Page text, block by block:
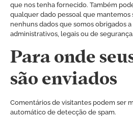
que nos tenha fornecido. Também
qualquer dado pessoal que mantemos
nenhuns dados que somos obrigados
administrativos, legais ou de segurança.
Para onde
são enviados
Comentários de visitantes podem ser
automático de detecção de spam.